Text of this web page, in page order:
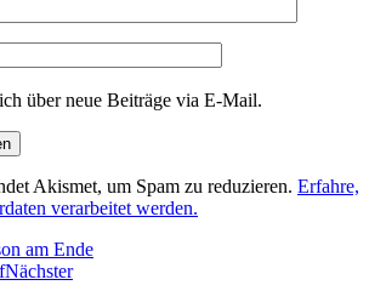
über neue Beiträge via E-Mail.
Akismet, um Spam zu reduzieren. Erfahre,
verarbeitet werden.
am Ende
Nächster